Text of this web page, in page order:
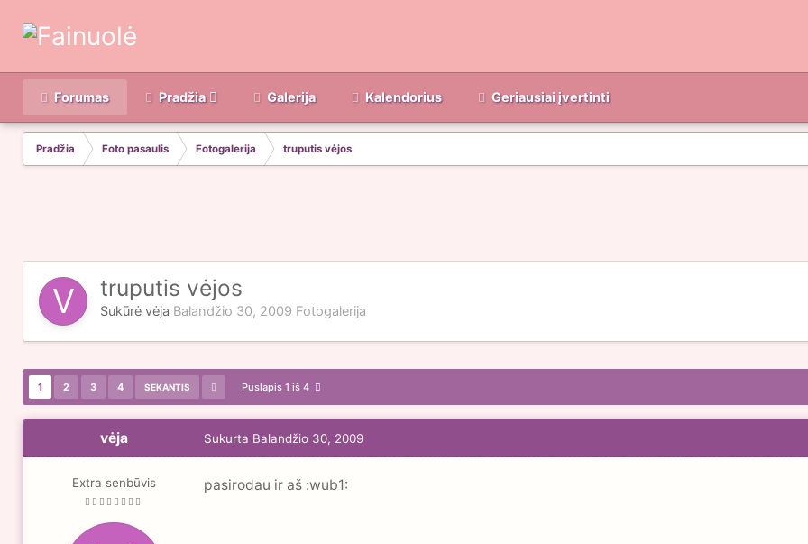
Forumas Pradžia Galerija Kalendorius Geriausiai įvertinti
Pradžia Foto pasaulis Fotogalerija truputis vėjos
truputis vėjos
Sukūrė vėja Balandžio 30, 2009 Fotogalerija
1 2 3 4 SEKANTIS Puslapis 1 iš 4
vėja
Extra senbūvis
Sukurta Balandžio 30, 2009
pasirodau ir aš :wub1: